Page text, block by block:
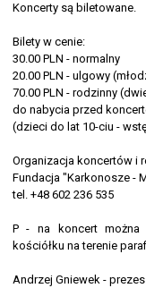
Koncerty są biletowane.
Bilety w cenie:
30.00 PLN - normalny
20.00 PLN - ulgowy
70.00 PLN - rodzinny
do nabycia przed
(dzieci do lat 10-ciu -
Organizacja koncertów i
Fundacja "Karkonosze -
tel. +48 602 236 535
P - na koncert można
kościółku na terenie
Andrzej Gniewek -